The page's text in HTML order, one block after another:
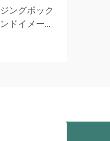
ングボック
ドイメー
す。ジュエ